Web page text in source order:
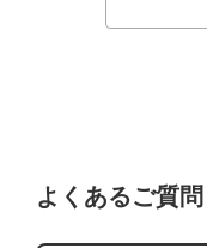
よくあるご質問